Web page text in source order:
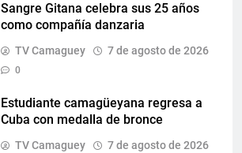
Sangre Gitana celebra sus 25 años
como compañía danzaria
TV Camaguey 7 de agosto de 2026
0
Estudiante camagüeyana regresa a
Cuba con medalla de bronce
TV Camaguey 7 de agosto de 2026